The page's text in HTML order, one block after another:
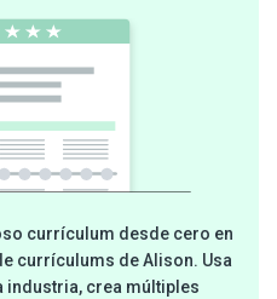
currículum desde cero en
currículums de Alison. Usa
industria, crea múltiples